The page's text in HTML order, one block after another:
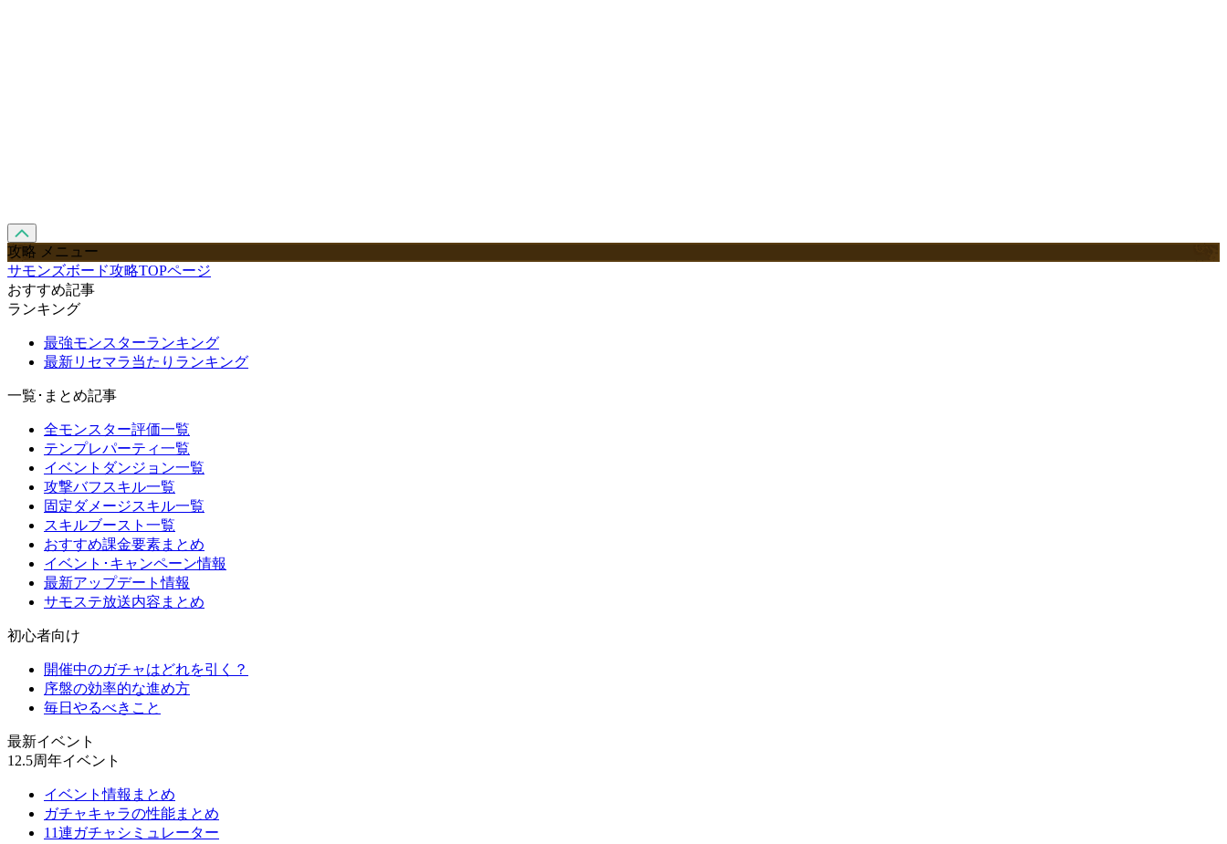
攻略 メニュー
サモンズボード攻略TOPページ
おすすめ記事
ランキング
最強モンスターランキング
最新リセマラ当たりランキング
一覧･まとめ記事
全モンスター評価一覧
テンプレパーティ一覧
イベントダンジョン一覧
攻撃バフスキル一覧
固定ダメージスキル一覧
スキルブースト一覧
おすすめ課金要素まとめ
イベント･キャンペーン情報
最新アップデート情報
サモステ放送内容まとめ
初心者向け
開催中のガチャはどれを引く？
序盤の効率的な進め方
毎日やるべきこと
最新イベント
12.5周年イベント
イベント情報まとめ
ガチャキャラの性能まとめ
11連ガチャシミュレーター